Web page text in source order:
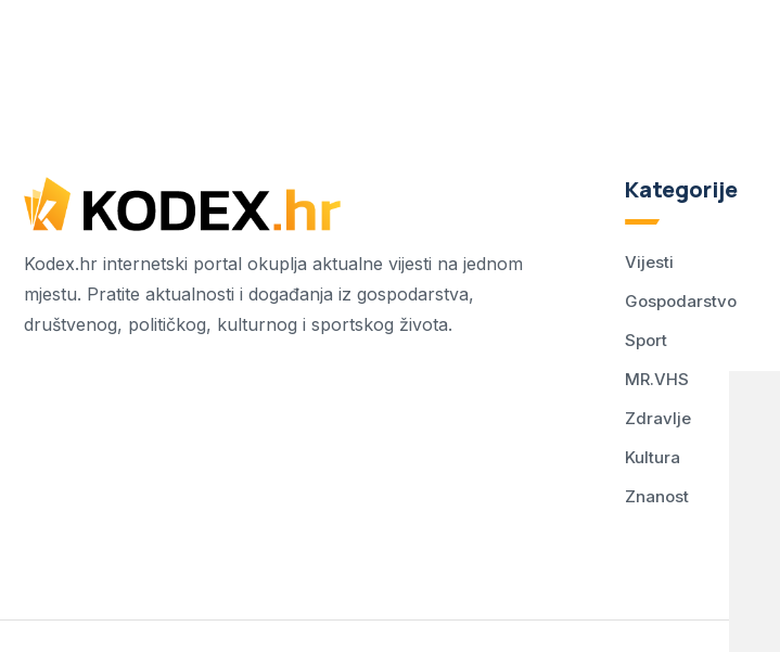
Kodex.hr internetski portal okuplja aktualne vijesti na jednom
mjestu. Pratite aktualnosti i događanja iz gospodarstva,
društvenog, političkog, kulturnog i sportskog života.
Kategorije
Vijesti
Gospodarstvo
Sport
MR.VHS
Zdravlje
Kultura
Znanost